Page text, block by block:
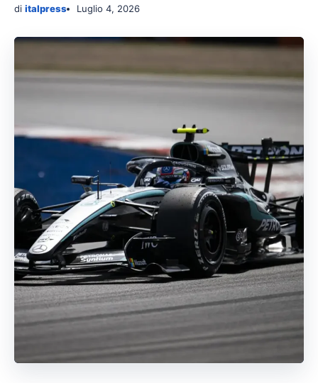
di italpress Luglio 4, 2026